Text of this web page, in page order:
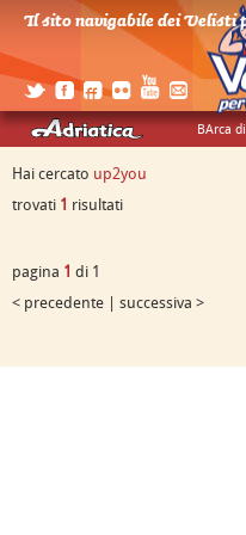
BArca
Il sito navigabile dei Velisti
Hai cercato up2you
trovati 1 risultati
pagina 1 di 1
< precedente | successiva >